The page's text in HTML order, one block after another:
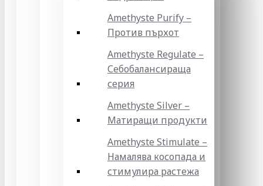
Amethyste Purify –
Против пърхот
Amethyste Regulate –
Себобалансираща
серия
Amethyste Silver –
Матиращи продукти
Amethyste Stimulate –
Намалява косопада и
стимулира растежа